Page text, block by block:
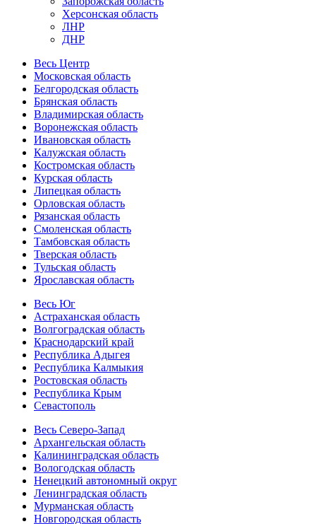
Херсонская область
ЛНР
ДНР
Весь Центр
Московская область
Белгородская область
Брянская область
Владимирская область
Воронежская область
Ивановская область
Калужская область
Костромская область
Курская область
Липецкая область
Орловская область
Рязанская область
Смоленская область
Тамбовская область
Тверская область
Тульская область
Ярославская область
Весь Юг
Астраханская область
Волгоградская область
Краснодарский край
Республика Адыгея
Республика Калмыкия
Ростовская область
Республика Крым
Севастополь
Весь Северо-Запад
Архангельская область
Калининградская область
Вологодская область
Ненецкий автономный округ
Ленинградская область
Мурманская область
Новгородская область